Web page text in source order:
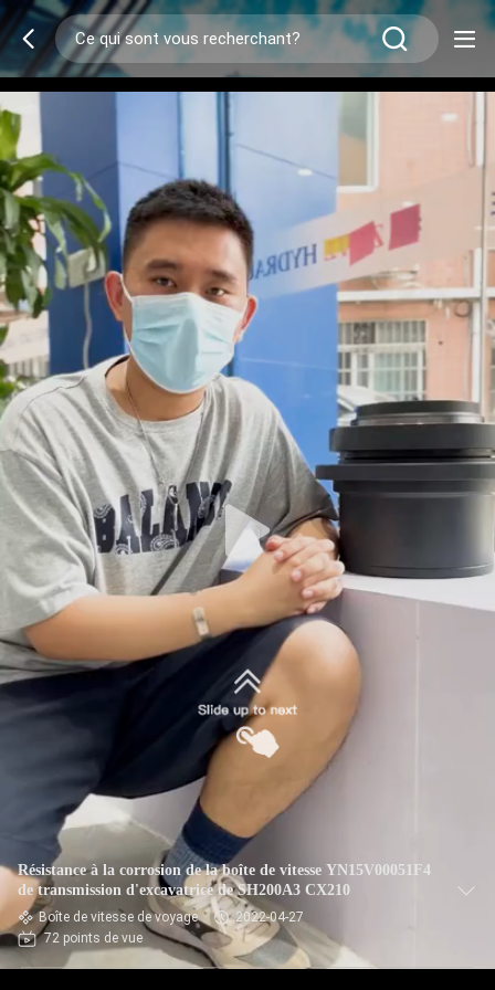
Résistance à la corrosion de la boîte de vitesse YN15V00051F4
de transmission d'excavatrice de SH200A3 CX210
Boîte de vitesse de voyage
2022-04-27
72 points de vue